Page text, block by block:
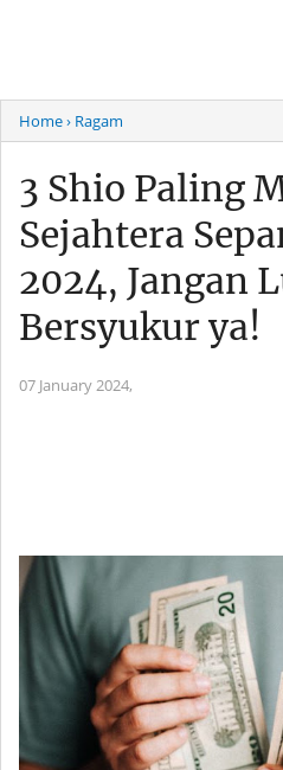
Home› Ragam
3 Shio Paling
Sejahtera
2024, Jangan
Bersyukur ya!
07 January 2024,